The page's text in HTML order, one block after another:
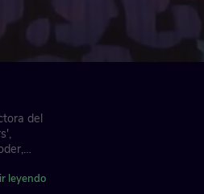
del
leyendo